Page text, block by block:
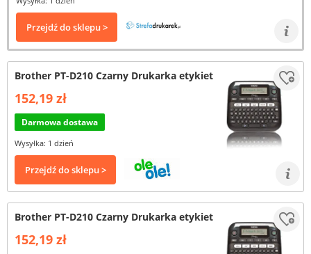
Przejdź do sklepu >
Brother PT-D210 Czarny Drukarka etykiet
152,19 zł
Darmowa dostawa
Wysyłka: 1 dzień
Przejdź do sklepu >
Brother PT-D210 Czarny Drukarka etykiet
152,19 zł